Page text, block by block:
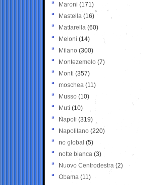
Maroni (171)
Mastella (16)
Mattarella (60)
Meloni (14)
Milano (300)
Montezemolo (7)
Monti (357)
moschea (11)
Musso (10)
Muti (10)
Napoli (319)
Napolitano (220)
no global (5)
notte bianca (3)
Nuovo Centrodestra (2)
Obama (11)